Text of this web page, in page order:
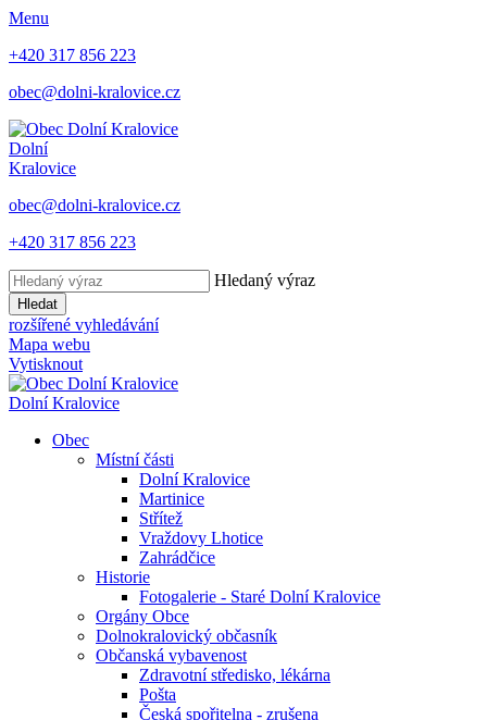
Menu
+420 317 856 223
obec@dolni-kralovice.cz
Dolní
Kralovice
obec@dolni-kralovice.cz
+420 317 856 223
Hledaný výraz
Hledat
rozšířené vyhledávání
Mapa webu
Vytisknout
Dolní Kralovice
Obec
Místní části
Dolní Kralovice
Martinice
Střítež
Vraždovy Lhotice
Zahrádčice
Historie
Fotogalerie - Staré Dolní Kralovice
Orgány Obce
Dolnokralovický občasník
Občanská vybavenost
Zdravotní středisko, lékárna
Pošta
Česká spořitelna - zrušena